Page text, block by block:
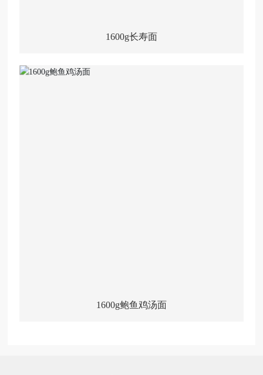
1600g长寿面
1600g鲍鱼鸡汤面